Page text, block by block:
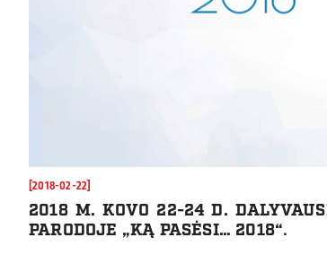
[2018-02-22]
2018 M. KOVO 22-24 D.
PARODOJE „KĄ PASĖSI… 2018“.